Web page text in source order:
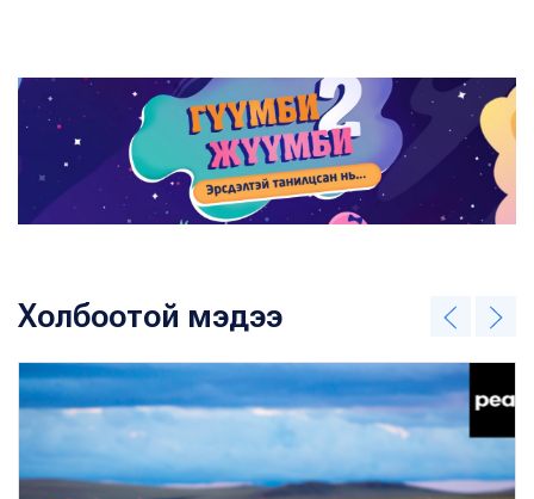
Холбоотой мэдээ